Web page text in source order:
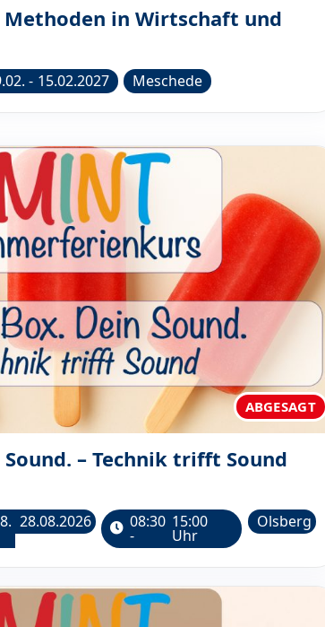
in Wirtschaft und
- 15.02.2027 Meschede
ABGESAGT
Sound. – Technik trifft Sound
28.08.2026 08:30
-
15:00
Uhr
Olsberg